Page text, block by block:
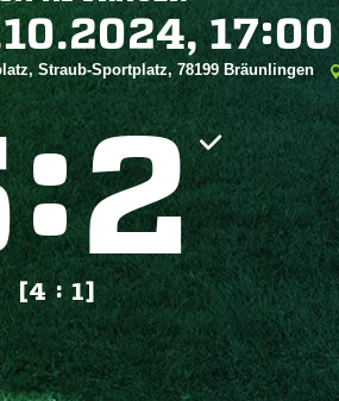

Straub-Sportplatz, 78199 Bräunlingen
:
[4 : 1]